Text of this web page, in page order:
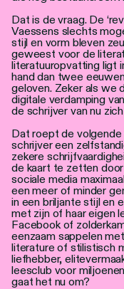
Dat is de vraag. De
Vaessens slechts
stijl en vorm bleven
geweest voor de
literatuuropvatting ligt
hand dan twee
geloven. Zeker als we
digitale verdamping
de schrijver van nu
Dat roept de
schrijver een
zekere
de kaart te zetten
sociale media
een meer of minder
in een briljante stijl en
met zijn of haar eigen
Facebook of
eenzaam sappelen
literature of stilistisch
liefhebber,
leesclub voor
gaat het nu om?